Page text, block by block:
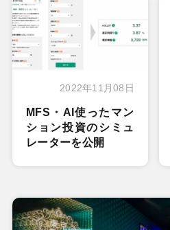
2022年11月08日
MFS・AI使ったマン
ション投資のシミュ
レーターを公開